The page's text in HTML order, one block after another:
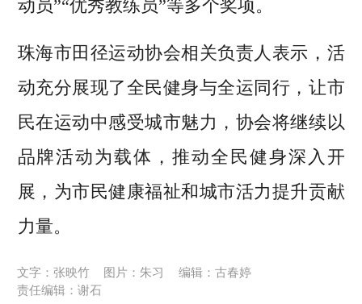
动员”“优秀教练员”等多个奖项。
珠海市田径运动协会相关负责人表示，活
动充分展现了全民健身与全运同行，让市
民在运动中感受城市魅力，协会将继续以
品牌活动为载体，推动全民健身深入开
展，为市民健康福祉和城市活力提升贡献
力量。
文字：张映竹 图片：朱习
编辑：古春婷
责任编辑：谢石